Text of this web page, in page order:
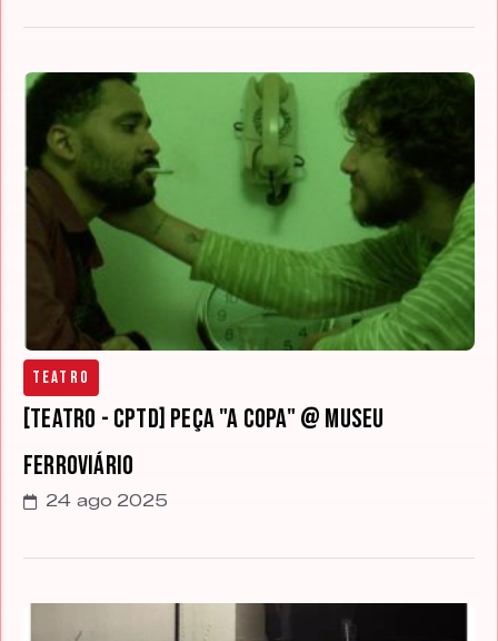
Teatro
[TEATRO - CPTD] Peça "A Copa" @ Museu
Ferroviário
24 ago 2025